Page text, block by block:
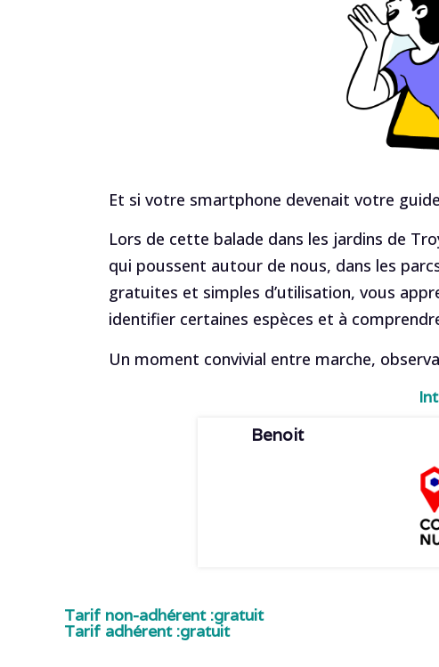
Et si votre smartphone devenait votre
Lors de cette balade dans les jardins de
qui poussent autour de nous, dans les
gratuites et simples d’utilisation, vous
identifier certaines espèces et à
Un moment convivial entre marche,
Benoit
Tarif non-adhérent :gratuit
Tarif adhérent :gratuit